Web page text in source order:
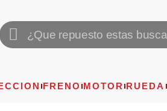
FRENO MOTOR RUEDA